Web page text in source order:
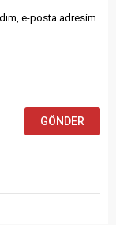
açıklamasını
e-posta adresim